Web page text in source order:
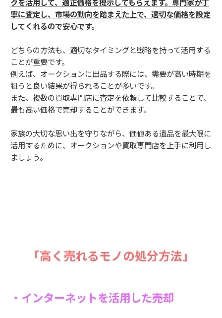
寧に査定し、市場の動向を踏まえた上で、適切な価格を設定
してくれるので安心です。
どちらの方法も、適切なタイミングと戦略を持って活用する
ことが重要です。
例えば、オークションに出品する際には、需要が高い時期を
狙うと良い結果が得られることが多いです。
また、複数の買取専門店に査定を依頼して比較することで、
最も高い価格で売却することができます。
家族の大切な思い出を守りながら、価値ある遺品を最大限に
活用するために、オークションや買取専門店を上手に利用し
ましょう。
「高く売れるモノの処分方法」
・インターネットを活用した売却